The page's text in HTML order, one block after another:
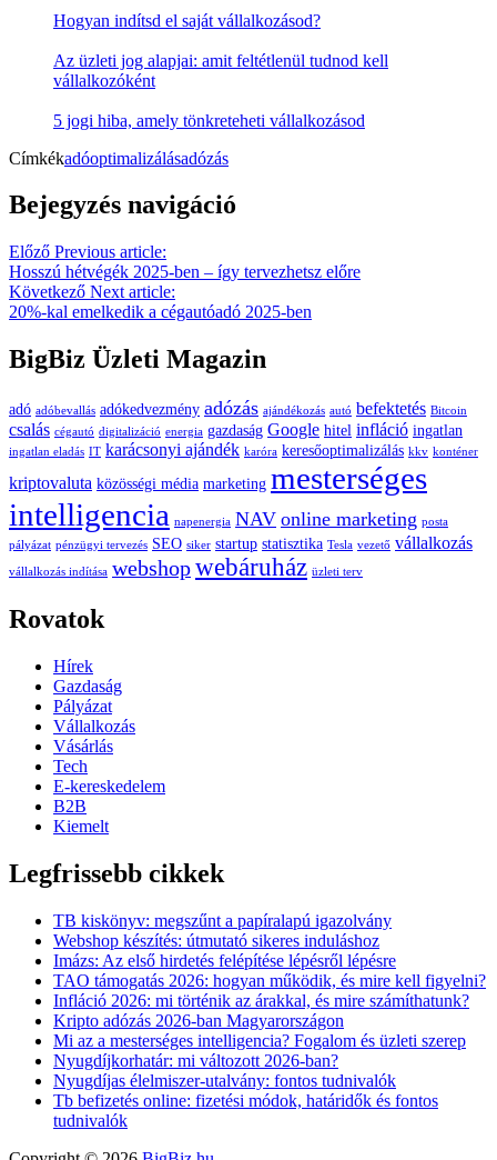
Hogyan indítsd el saját vállalkozásod?
Az üzleti jog alapjai: amit feltétlenül tudnod kell
vállalkozóként
5 jogi hiba, amely tönkreteheti vállalkozásod
Címkékadóoptimalizálásadózás
Bejegyzés navigáció
Előző Previous article:
Hosszú hétvégék 2025-ben – így tervezhetsz előre
Következő Next article:
20%-kal emelkedik a cégautóadó 2025-ben
BigBiz Üzleti Magazin
adó adóbevallás adókedvezmény adózás ajándékozás autó befektetés Bitcoin
csalás cégautó digitalizáció energia gazdaság Google hitel infláció ingatlan
ingatlan eladás IT karácsonyi ajándék karóra keresőoptimalizálás kkv konténer
kriptovaluta közösségi média marketing mesterséges
intelligencia napenergia NAV online marketing posta
pályázat pénzügyi tervezés SEO siker startup statisztika Tesla vezető vállalkozás
vállalkozás indítása webshopwebáruház üzleti terv
Rovatok
Hírek
Gazdaság
Pályázat
Vállalkozás
Vásárlás
Tech
E-kereskedelem
B2B
Kiemelt
Legfrissebb cikkek
TB kiskönyv: megszűnt a papíralapú igazolvány
Webshop készítés: útmutató sikeres induláshoz
Imázs: Az első hirdetés felépítése lépésről lépésre
TAO támogatás 2026: hogyan működik, és mire kell figyelni?
Infláció 2026: mi történik az árakkal, és mire számíthatunk?
Kripto adózás 2026-ban Magyarországon
Mi az a mesterséges intelligencia? Fogalom és üzleti szerep
Nyugdíjkorhatár: mi változott 2026-ban?
Nyugdíjas élelmiszer-utalvány: fontos tudnivalók
Tb befizetés online: fizetési módok, határidők és fontos
tudnivalók